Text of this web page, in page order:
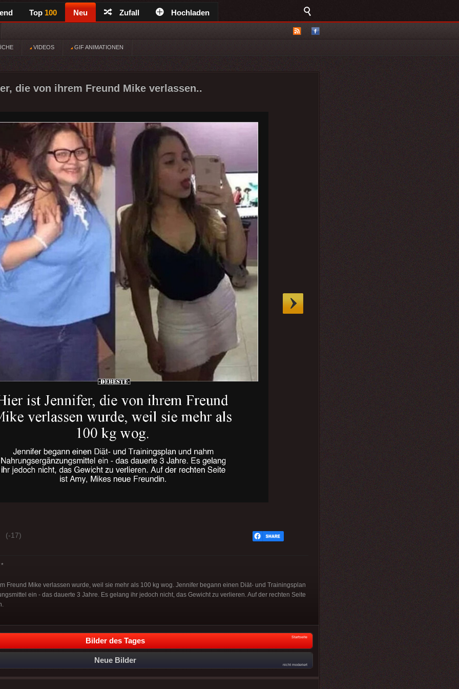
Top 100 Neu Zufall Hochladen
VIDEOS GIF ANIMATIONEN
die von ihrem Freund Mike verlassen..
(-17)
Freund Mike verlassen wurde, weil sie mehr als 100 kg wog. Jennifer begann einen Diät- und Trainingsplan
ein - das dauerte 3 Jahre. Es gelang ihr jedoch nicht, das Gewicht zu verlieren. Auf der rechten Seite
Bilder des Tages Startseite
Neue Bilder
nicht moderiert